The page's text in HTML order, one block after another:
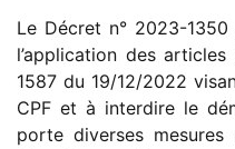
Le Décret n° 2023-
l’application des
1587 du 19/12/2022
CPF et à interdire le
porte diverses mesures